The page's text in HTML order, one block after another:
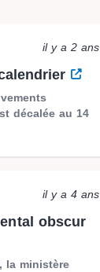
il y a 2 ans
décalée au 14
il y a 4 ans
obscur
la ministère